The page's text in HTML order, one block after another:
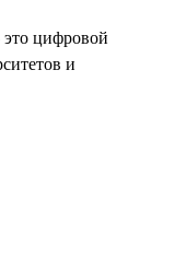
цифровой
и